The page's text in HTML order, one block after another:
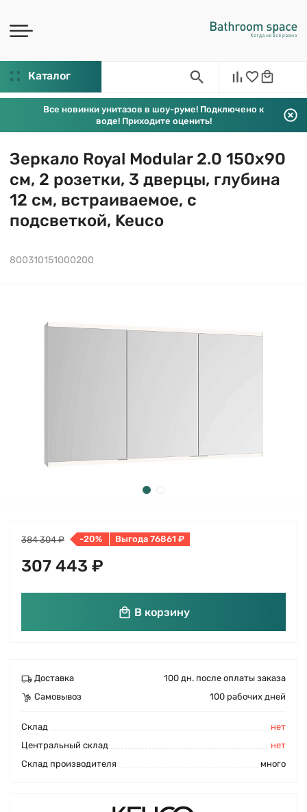
Каталог
Все новинки унитазов в шоу-руме! Подключено к
воде! Приходите оценить!
Зеркало Royal Modular 2.0 150х90
см, 2 розетки, 3 дверцы, глубина
12 см, встраиваемое, с
подсветкой, Keuco
800310151000200
384 304 ₽ -20% Выгода 76861 ₽
307 443 ₽
В корзину
Доставка
100 дн. после оплаты заказа
Самовывоз
100 рабочих дней
Cклад
нет
Центральный склад
нет
Склад производителя
много